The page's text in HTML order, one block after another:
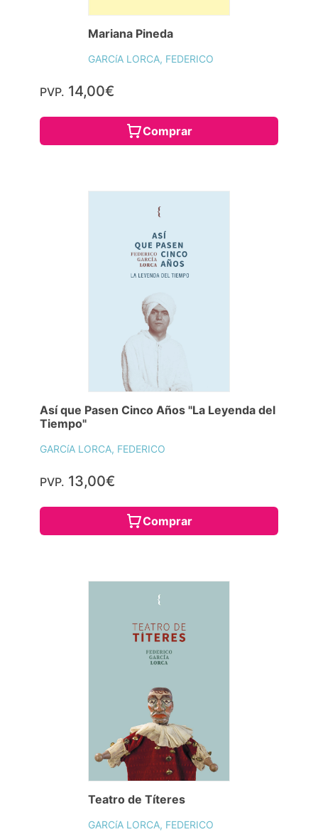
Mariana Pineda
GARCíA LORCA, FEDERICO
PVP. 14,00€
Comprar
Así que Pasen Cinco Años "La Leyenda del
Tiempo"
GARCíA LORCA, FEDERICO
PVP. 13,00€
Comprar
Teatro de Títeres
GARCíA LORCA, FEDERICO